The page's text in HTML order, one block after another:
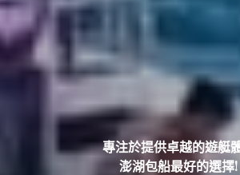
專注於提供卓越的遊艇
澎湖包船最好的選擇!